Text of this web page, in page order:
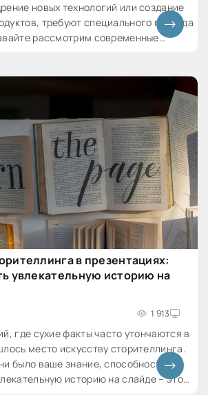
новых технологий или создание
требуют специального подхода
рассмотрим современные
в презентациях:
увлекательную историю на
1 913
где сухие факты часто утончаются в
место искусству сторителлинга.
было ваше знание, способность
историю на слайде – это